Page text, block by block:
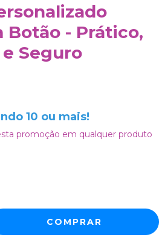
- Prático,
Seguro
10 ou mais!
promoção em qualquer produto